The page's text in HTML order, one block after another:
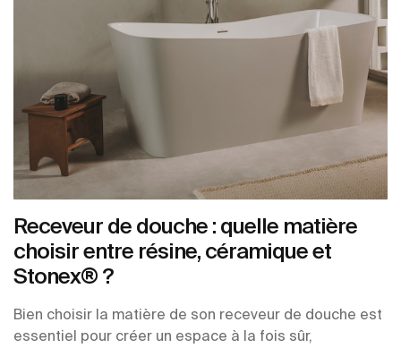
Receveur de douche : quelle matière
choisir entre résine, céramique et
Stonex® ?
Bien choisir la matière de son receveur de douche est
essentiel pour créer un espace à la fois sûr,